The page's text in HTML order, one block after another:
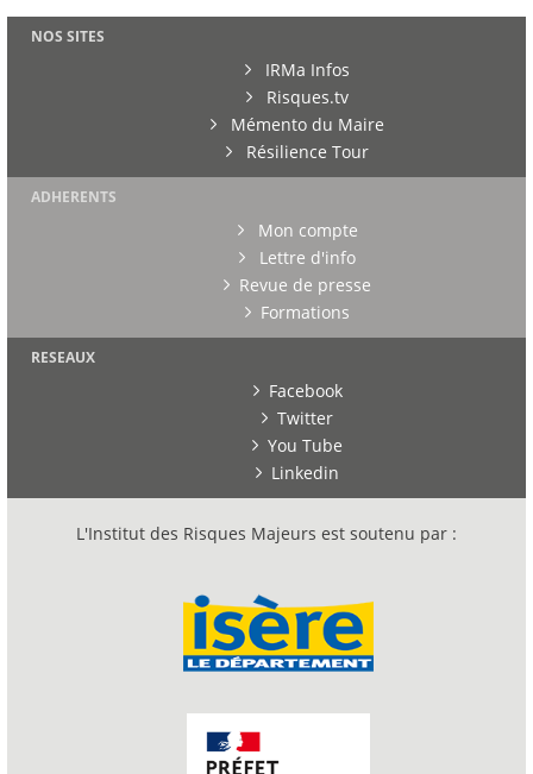
NOS SITES
IRMa Infos
Risques.tv
Mémento du Maire
Résilience Tour
ADHERENTS
Mon compte
Lettre d'info
Revue de presse
Formations
RESEAUX
Facebook
Twitter
You Tube
Linkedin
L'Institut des Risques Majeurs est soutenu par :